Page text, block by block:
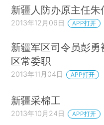
新疆人防办原主任朱
2013年12月06日 APP打开
新疆军区司令员彭勇
区常委职
2013年11月04日 APP打开
新疆采棉工
2013年10月24日 APP打开